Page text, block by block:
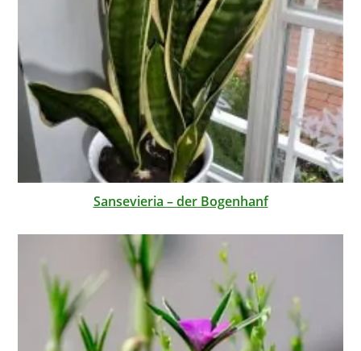
Sansevieria – der Bogenhanf